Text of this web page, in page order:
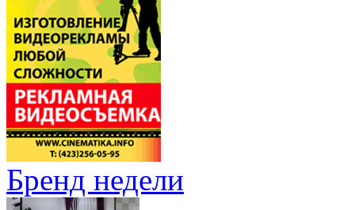
Бренд недели